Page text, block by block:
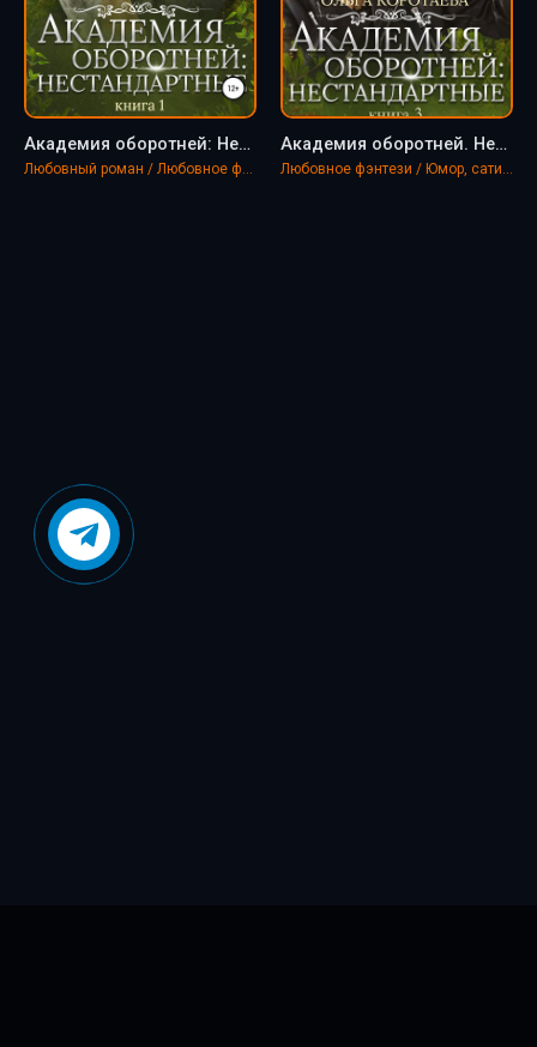
Академия оборотней: Нестандартные. Книга 1 - Ольга Коротаева
Любовный роман / Любовное фэнтези
Академия оборотней. Нестандартные. Книга 3 - Ольга Коротаева
Любовное фэнтези / Юмор, сатира